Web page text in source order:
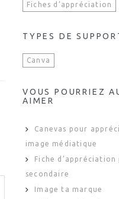
Fiches d’appréciation
TYPES DE
Canva
VOUS POURRIEZ
AIMER
Canevas pour
image médiatique
Fiche d’appréciation
secondaire
Image ta marque